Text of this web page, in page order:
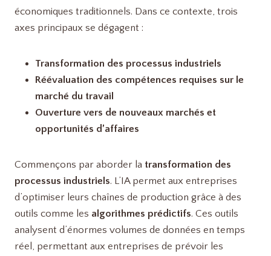
économiques traditionnels. Dans ce contexte, trois
axes principaux se dégagent :
Transformation des processus industriels
Réévaluation des compétences requises sur le
marché du travail
Ouverture vers de nouveaux marchés et
opportunités d’affaires
Commençons par aborder la transformation des
processus industriels. L’IA permet aux entreprises
d’optimiser leurs chaînes de production grâce à des
outils comme les algorithmes prédictifs. Ces outils
analysent d’énormes volumes de données en temps
réel, permettant aux entreprises de prévoir les